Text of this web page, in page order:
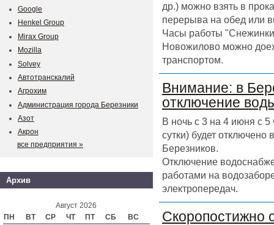
др.) можно взять в
перерыва на обед или
Часы работы
Новожилово можно
транспортом.
Внимание: в
отключение
В ночь с 3 на 4 июня с 5
сутки) будет
Березников.
Отключение
работами на
электропередач.
Скоропостижно
Google
Henkel Group
Mirax Group
Mozilla
Solvey
Автотранскалий
Агрохим
Администрация города Березники
Азот
Акрон
все предприятия »
Архив
Август 2026
ПН
ВТ СР ЧТ ПТ СБ
ВС